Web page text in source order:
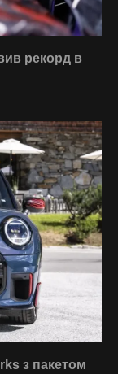
рекорд в
з пакетом